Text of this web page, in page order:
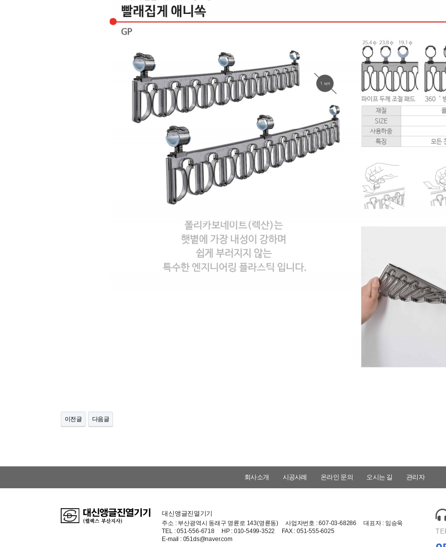
이전글 다음글
회사소개 시공사례 온라인 문의 오시는 길 관리자
대신앵글진열기기
주소 : 부산광역시 동래구 명륜로 143(명륜동) 사업자번호 :607-03-68286 대표자 : 임승욱
TEL :051-556-6718 HP :010-5499-3522 FAX : 051-555-6025
E-mail : 051ds@naver.com